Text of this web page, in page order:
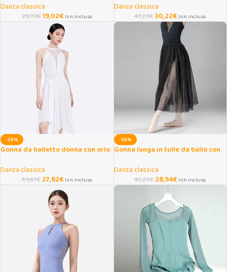
Danza classica
29,73€19,02€ IVA Inclusa
Danza classica
47,23€30,22€ IVA Inclusa
-36%
Gonna da balletto donna con orlo
Danza classica
43,47€ 27,82€ IVA Inclusa
-36%
Gonna lunga in tulle da ballo con
Danza classica
45,22€28,94€ IVA Inclusa